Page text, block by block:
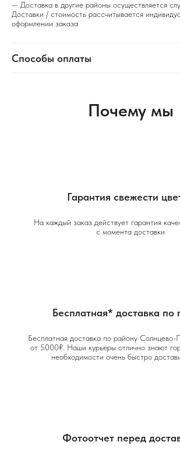
— Доставка в другие районы осуществляется
Доставки / стоимость рассчитывается
оформлении заказа
Способы оплаты
Почему мы
Гарантия свежести
На каждый заказ действует гарантия
с момента доставки
Бесплатная* доставка по
Бесплатная доставка по району Солнцево-
от 5000₽. Наши курьеры отлично знают
необходимости очень быстро
Фотоотчет перед